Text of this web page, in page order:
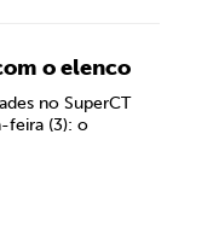
o elenco
no SuperCT
feira (3): o